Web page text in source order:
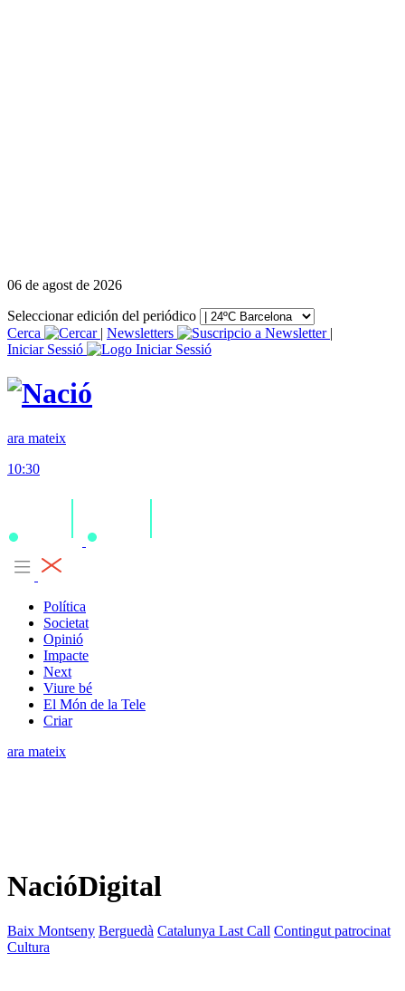
06 de agost de 2026
Seleccionar edición del periódico
Cerca
| Newsletters
|
Iniciar Sessió
ara mateix
10:30
Política
Societat
Opinió
Impacte
Next
Viure bé
El Món de la Tele
Criar
ara mateix
NacióDigital
Baix Montseny Berguedà Catalunya Last Call Contingut patrocinat
Cultura